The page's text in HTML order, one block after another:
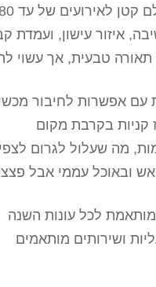
גדולים שיכולים להכיל בין 300 ל-350 איש
איזור עישון, ועמדת
תאורה טבעית, אך
אפשרות לחיבור
קניות בקרבת מקום
מה שעלול לגרום
עממי אבל
לכל עונות השנה
ושירותים מותאמים